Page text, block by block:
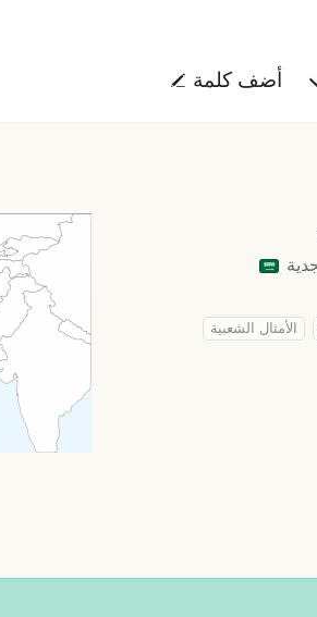
أضف كلمة
الأمثال الشعبية